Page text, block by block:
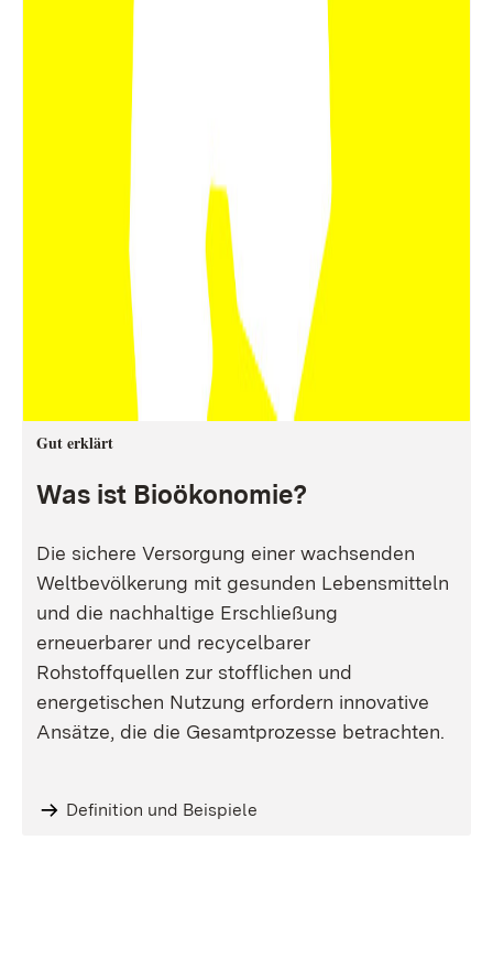
Gut erklärt
Was ist Bioökonomie?
Die sichere Versorgung einer wachsenden
Weltbevölkerung mit gesunden Lebensmitteln
und die nachhaltige Erschließung
erneuerbarer und recycelbarer
Rohstoffquellen zur stofflichen und
energetischen Nutzung erfordern innovative
Ansätze, die die Gesamtprozesse betrachten.
Definition und Beispiele